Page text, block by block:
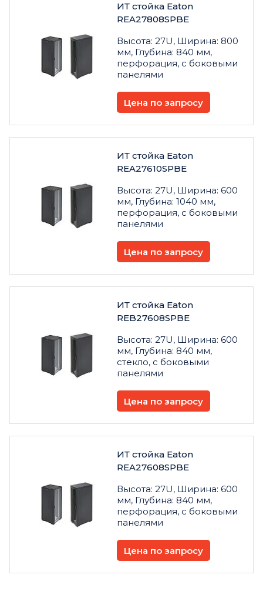
ИТ стойка Eaton
REA27808SPBE
Высота: 27U, Ширина: 800
мм, Глубина: 840 мм,
перфорация, с боковыми
панелями
Цена по запросу
ИТ стойка Eaton
REA27610SPBE
Высота: 27U, Ширина: 600
мм, Глубина: 1040 мм,
перфорация, с боковыми
панелями
Цена по запросу
ИТ стойка Eaton
REB27608SPBE
Высота: 27U, Ширина: 600
мм, Глубина: 840 мм,
стекло, с боковыми
панелями
Цена по запросу
ИТ стойка Eaton
REA27608SPBE
Высота: 27U, Ширина: 600
мм, Глубина: 840 мм,
перфорация, с боковыми
панелями
Цена по запросу